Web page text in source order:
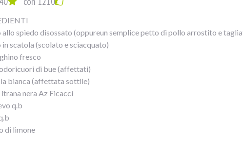
allo spiedo disossato (oppureun semplice petto di pollo arrostito e
in scatola (scolato e sciacquato)
fresco
di bue (affettati)
bianca (affettata sottile)
nera Az Ficacci
q.b
di limone